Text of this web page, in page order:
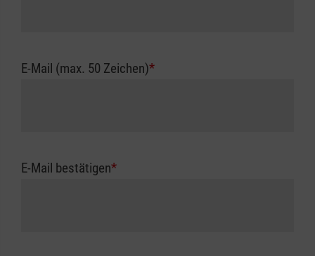
E-Mail (max. 50 Zeichen)*
E-Mail bestätigen*